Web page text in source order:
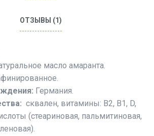
ОТЗЫВЫ (1)
масло амаранта.
Германия.
сквален, витамины: В2, В1, D,
(стеариновая, пальмитиновая,